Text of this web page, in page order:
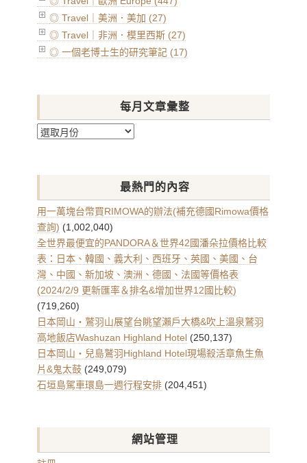
◎ Travel｜美洲．美加 (27)
◎ Travel｜非洲．模里西斯 (27)
◎ 一個老博士生的研究筆記 (17)
每月文章彙整
每
章
整
最熱門的內容
用一萬塊台幣買RIMOWA的辦法(補充德國Rimowa價格
查詢) (1,002,040)
全世界最便宜的PANDORA＆世界42國潘朵拉價格比較
表：日本、韓國、義大利、西班牙、英國、美國、台
灣、中國、新加坡、澳洲、德國、法國等價格表
(2024/2/9 更新匯率＆排名&增加世界12國比較)
(719,260)
日本岡山・鷲羽山展望台眺望瀨戶大橋&吹上溫泉鷲羽
高地飯店Washuzan Highland Hotel (250,137)
日本岡山・兒島鷲羽Highland Hotel現場殺活章魚生魚
片&鬼太鼓 (249,079)
石垣島駕車環島一週行程安排 (204,451)
網站管理